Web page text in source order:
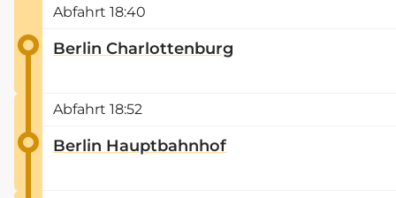
Abfahrt 18:40
Berlin Charlottenburg
Abfahrt 18:52
Berlin Hauptbahnhof